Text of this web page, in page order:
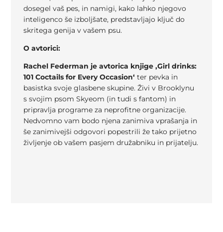
dosegel vaš pes, in namigi, kako lahko njegovo
inteligenco še izboljšate, predstavljajo ključ do
skritega genija v vašem psu.
O avtorici:
Rachel Federman je avtorica knjige ‚Girl drinks:
101 Coctails for Every Occasion‘ ter pevka in
basistka svoje glasbene skupine. Živi v Brooklynu
s svojim psom Skyeom (in tudi s fantom) in
pripravlja programe za neprofitne organizacije.
Nedvomno vam bodo njena zanimiva vprašanja in
še zanimivejši odgovori popestrili že tako prijetno
življenje ob vašem pasjem družabniku in prijatelju.